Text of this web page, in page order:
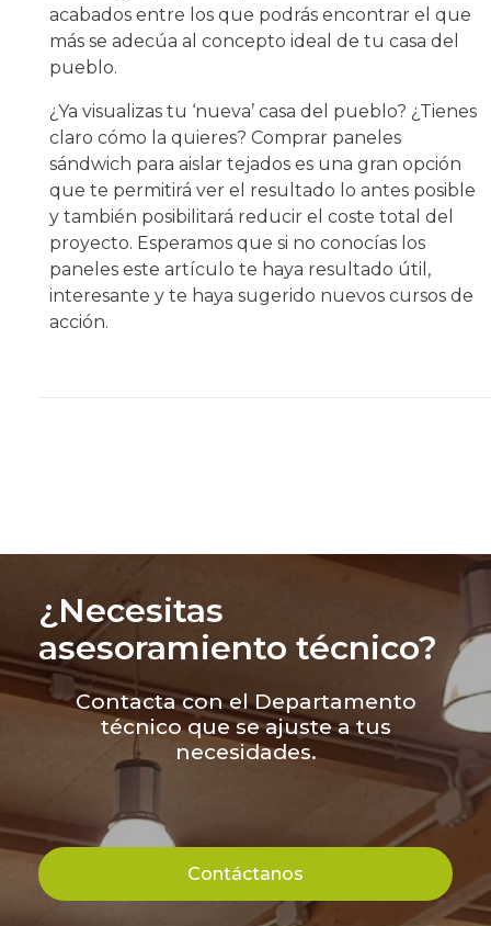
acabados entre los que podrás encontrar el que
más se adecúa al concepto ideal de tu casa del
pueblo.
¿Ya visualizas tu ‘nueva’ casa del pueblo? ¿Tienes
claro cómo la quieres? Comprar paneles
sándwich para aislar tejados es una gran opción
que te permitirá ver el resultado lo antes posible
y también posibilitará reducir el coste total del
proyecto. Esperamos que si no conocías los
paneles este artículo te haya resultado útil,
interesante y te haya sugerido nuevos cursos de
acción.
¿Necesitas
asesoramiento técnico?
Contacta con el Departamento
técnico que se ajuste a tus
necesidades.
Contáctanos